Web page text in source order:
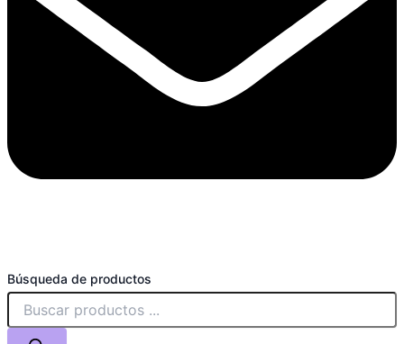
Búsqueda de productos